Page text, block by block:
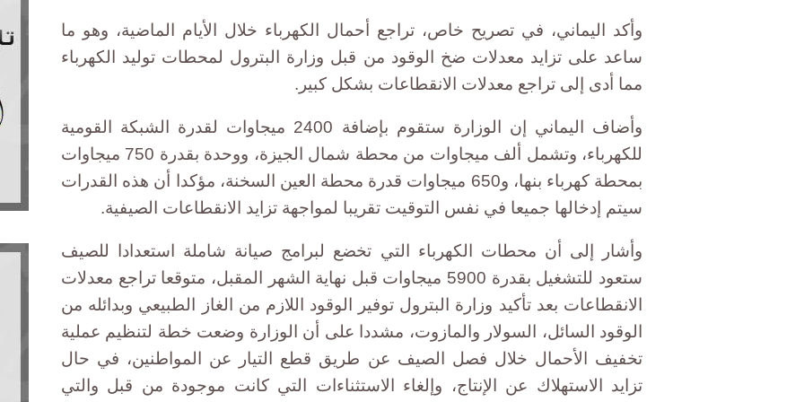
وأكد اليماني، في تصريح خاص، تراجع أحمال الكهرباء خلال الأيام الماضية، وهو ما
ساعد على تزايد معدلات ضخ الوقود من قبل وزارة البترول لمحطات توليد الكهرباء
مما أدى إلى تراجع معدلات الانقطاعات بشكل كبير.
وأضاف اليماني إن الوزارة ستقوم بإضافة 2400 ميجاوات لقدرة الشبكة القومية
للكهرباء، وتشمل ألف ميجاوات من محطة شمال الجيزة، ووحدة بقدرة 750 ميجاوات
بمحطة كهرباء بنها، و650 ميجاوات قدرة محطة العين السخنة، مؤكدا أن هذه القدرات
سيتم إدخالها جميعا في نفس التوقيت تقريبا لمواجهة تزايد الانقطاعات الصيفية.
وأشار إلى أن محطات الكهرباء التي تخضع لبرامج صيانة شاملة استعدادا للصيف
ستعود للتشغيل بقدرة 5900 ميجاوات قبل نهاية الشهر المقبل، متوقعا تراجع معدلات
الانقطاعات بعد تأكيد وزارة البترول توفير الوقود اللازم من الغاز الطبيعي وبدائله من
الوقود السائل، السولار والمازوت، مشددا على أن الوزارة وضعت خطة لتنظيم عملية
تخفيف الأحمال خلال فصل الصيف عن طريق قطع التيار عن المواطنين، في حال
تزايد الاستهلاك عن الإنتاج، وإلغاء الاستثناءات التي كانت موجودة من قبل والتي